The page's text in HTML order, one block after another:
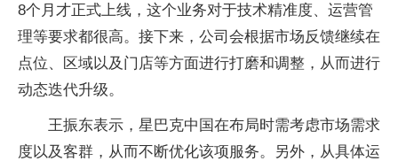
8个月才正式上线，这个业务对于技术精准度、运营管
理等要求都很高。接下来，公司会根据市场反馈继续在
点位、区域以及门店等方面进行打磨和调整，从而进行
动态迭代升级。
王振东表示，星巴克中国在布局时需考虑市场需求
度以及客群，从而不断优化该项服务。另外，从具体运